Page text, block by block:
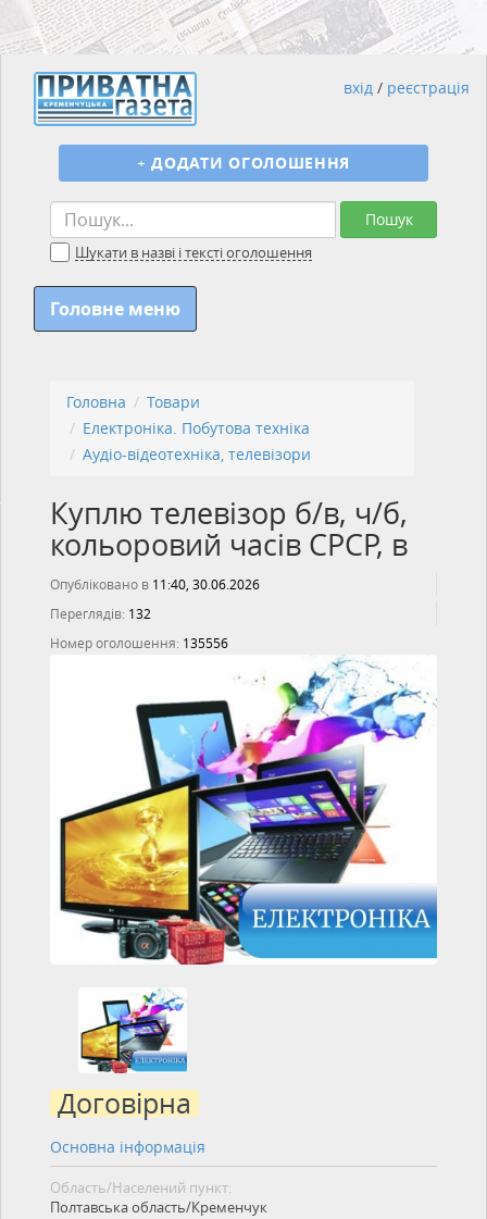
Пошук
Шукати в назві і тексті оголошення
+ ДОДАТИ ОГОЛОШЕННЯ
вхід / реєстрація
Головне меню
Головна
Товари
Електроніка. Побутова техніка
Аудіо-відеотехніка, телевізори
Куплю телевізор б/в, ч/б,
кольоровий часів СРСР, в
Опубліковано в 11:40, 30.06.2026
Переглядів: 132
Номер оголошення: 135556
Договірна
Основна інформація
Область/Населений пункт:
Полтавська область/Кременчук